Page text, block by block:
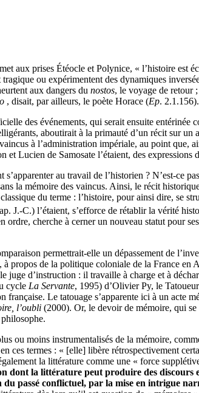
aux prises Étéocle et Polynice, « l’histoire est
ou expérimentent des dynamiques
aux dangers du nostos, le voyage de retour
, disait, par ailleurs, le poète Horace (Ep. 2.1.156).
des événements, qui serait ensuite entérinée
aboutirait à la primauté d’un récit sur
à l’administration impériale, au point
Lucien de Samosate l’étaient, des expressions
au travail de l’historien ? N’est-ce
la mémoire des vaincus. Ainsi, le récit
du terme : l’histoire, pour ainsi dire, se
J.-C.) l’étaient, s’efforce de rétablir la vérité
cherche à cerner un nouveau statut pour
permettrait-elle un dépassement de
propos de la politique coloniale de la France en
juge d’instruction : il travaille à charge et à
cycle La Servante, 1995) d’Olivier Py, le
Le tatouage s’apparente ici à un acte
l’oubli (2000). Or, le devoir de mémoire, qui
ou moins instrumentalisés de la mémoire,
ces termes : « [elle] libère rétrospectivement
la littérature comme une « force
la littérature peut produire des discours
passé conflictuel, par la mise en intrigue